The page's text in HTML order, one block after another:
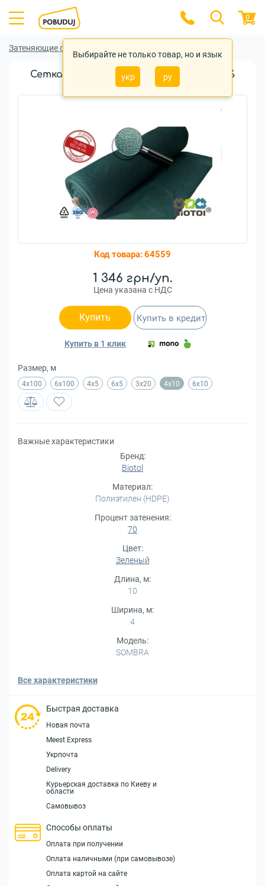
Выбирайте не только товар, но и язык
укр ру
0
Затеняющие сетки
Сетка затеняющая Biotol SOMBRA 70%
(4x10м)
Код товара:64559
1 346 грн/уп.
Цена указана с НДС
Купить
Купить в 1 клик
Купить в кредит
Размер, м
4х100 6х100 4x5 6x5 3x20 4x10 6x10
Важные характеристики
Бренд:
Biotol
Материал:
Полиэтилен (HDPE)
Процент затенения:
70
Цвет:
Зеленый
Длина, м:
10
Ширина, м:
4
Модель:
SOMBRA
Все характеристики
Быстрая доставка
Новая почта
Meest Express
Укрпочта
Delivery
Курьерская доставка по Киеву и
области
Самовывоз
Способы оплаты
Оплата при получении
Оплата наличными (при самовывозе)
Оплата картой на сайте